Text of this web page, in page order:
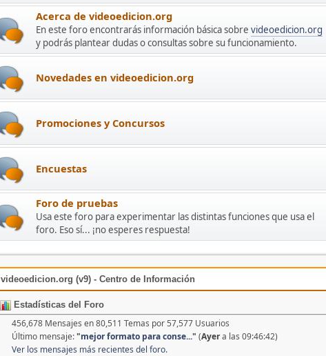
Acerca de videoedicion.org
En este foro encontrarás información básica sobre videoedicion.org
y podrás plantear dudas o consultas sobre su funcionamiento.
Novedades en videoedicion.org
Promociones y Concursos
Encuestas
Foro de pruebas
Usa este foro para experimentar las distintas funciones que usa el
foro. Eso sí... ¡no esperes respuesta!
videoedicion.org (v9) - Centro de Información
Estadísticas del Foro
456,678 Mensajes en 80,511 Temas por 57,577 Usuarios
Último mensaje:"mejor formato para conse..." (Ayera las 09:46:42)
Ver los mensajes más recientes del foro.